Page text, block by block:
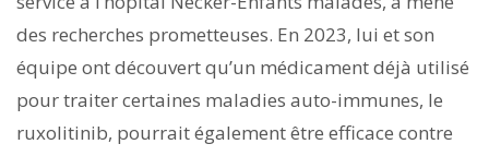
des recherches prometteuses. En 2023, lui et son
équipe ont découvert qu’un médicament déjà utilisé
pour traiter certaines maladies auto-immunes, le
ruxolitinib, pourrait également être efficace contre